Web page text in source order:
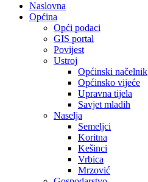
Naslovna
Općina
Opći podaci
GIS portal
Povijest
Ustroj
Općinski načelnik
Općinsko vijeće
Upravna tijela
Savjet mladih
Naselja
Semeljci
Koritna
Kešinci
Vrbica
Mrzović